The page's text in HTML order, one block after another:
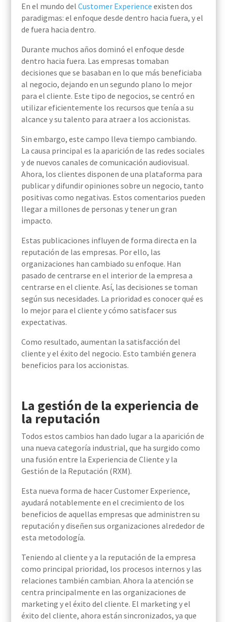
En el mundo del Customer Experience existen dos
paradigmas: el enfoque desde dentro hacia fuera, y el
de fuera hacia dentro.
Durante muchos años dominó el enfoque desde
dentro hacia fuera. Las empresas tomaban
decisiones que se basaban en lo que más beneficiaba
al negocio, dejando en un segundo plano lo mejor
para el cliente. Este tipo de negocios, se centró en
utilizar eficientemente los recursos que tenía a su
alcance y su talento para atraer a los accionistas.
Sin embargo, este campo lleva tiempo cambiando.
La causa principal es la aparición de las redes sociales
y de nuevos canales de comunicación audiovisual.
Ahora, los clientes disponen de una plataforma para
publicar y difundir opiniones sobre un negocio, tanto
positivas como negativas. Estos comentarios pueden
llegar a millones de personas y tener un gran
impacto.
Estas publicaciones influyen de forma directa en la
reputación de las empresas. Por ello, las
organizaciones han cambiado su enfoque. Han
pasado de centrarse en el interior de la empresa a
centrarse en el cliente. Así, las decisiones se toman
según sus necesidades. La prioridad es conocer qué es
lo mejor para el cliente y cómo satisfacer sus
expectativas.
Como resultado, aumentan la satisfacción del
cliente y el éxito del negocio. Esto también genera
beneficios para los accionistas.
La gestión de la experiencia de
la reputación
Todos estos cambios han dado lugar a la aparición de
una nueva categoría industrial, que ha surgido como
una fusión entre la Experiencia de Cliente y la
Gestión de la Reputación (RXM).
Esta nueva forma de hacer Customer Experience,
ayudará notablemente en el crecimiento de los
beneficios de aquellas empresas que administren su
reputación y diseñen sus organizaciones alrededor de
esta metodología.
Teniendo al cliente y a la reputación de la empresa
como principal prioridad, los procesos internos y las
relaciones también cambian. Ahora la atención se
centra principalmente en las organizaciones de
marketing y el éxito del cliente. El marketing y el
éxito del cliente, ahora están sincronizados, ya que